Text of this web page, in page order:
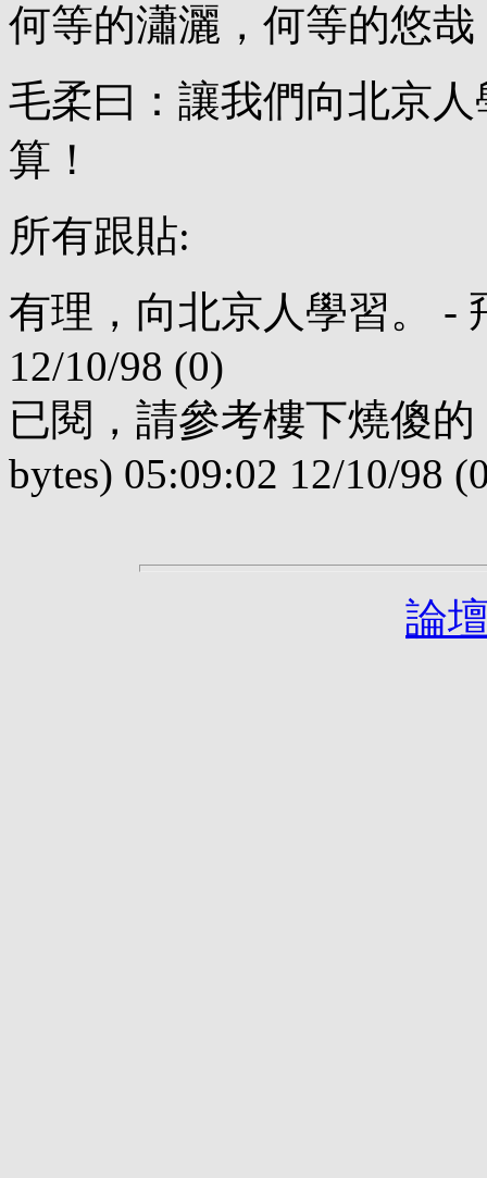
何等的瀟灑，何等的悠哉
毛柔曰：讓我們向北京
算！
所有跟貼:
有理，向北京人學習。 -
12/10/98 (0)
已閱，請參考樓下燒傻
bytes) 05:09:02 12/10/98
論